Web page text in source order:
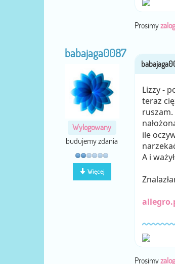
Prosimy
babajaga0087
Wylogowany
budujemy zdania
Więcej
Lizzy -
teraz
ruszam.
ile
A i
Prosimy